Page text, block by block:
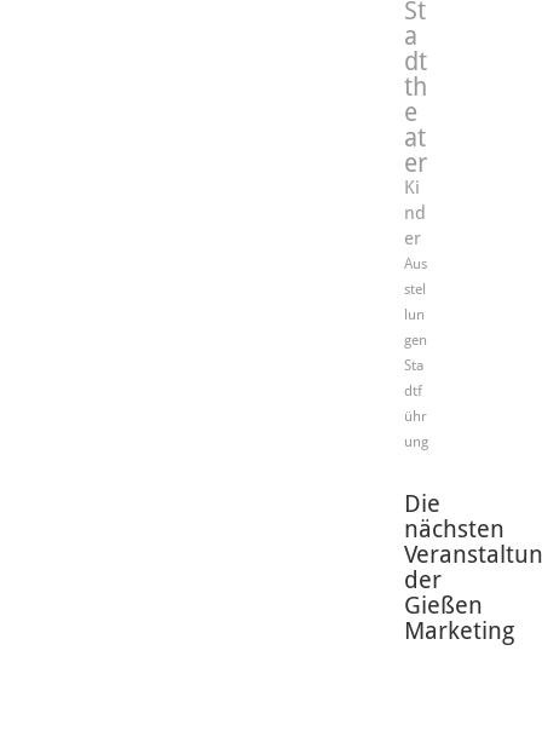
St
a
dt
th
e
at
er
Ki
nd
er
Aus
stel
lun
gen
Sta
dtf
ühr
ung
Die
nächsten
der
Gießen
Marketing